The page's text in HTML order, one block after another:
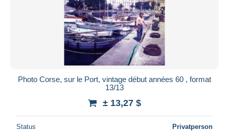
Photo Corse, sur le Port, vintage début années 60 , format
13/13
± 13,27 $
Status Privatperson